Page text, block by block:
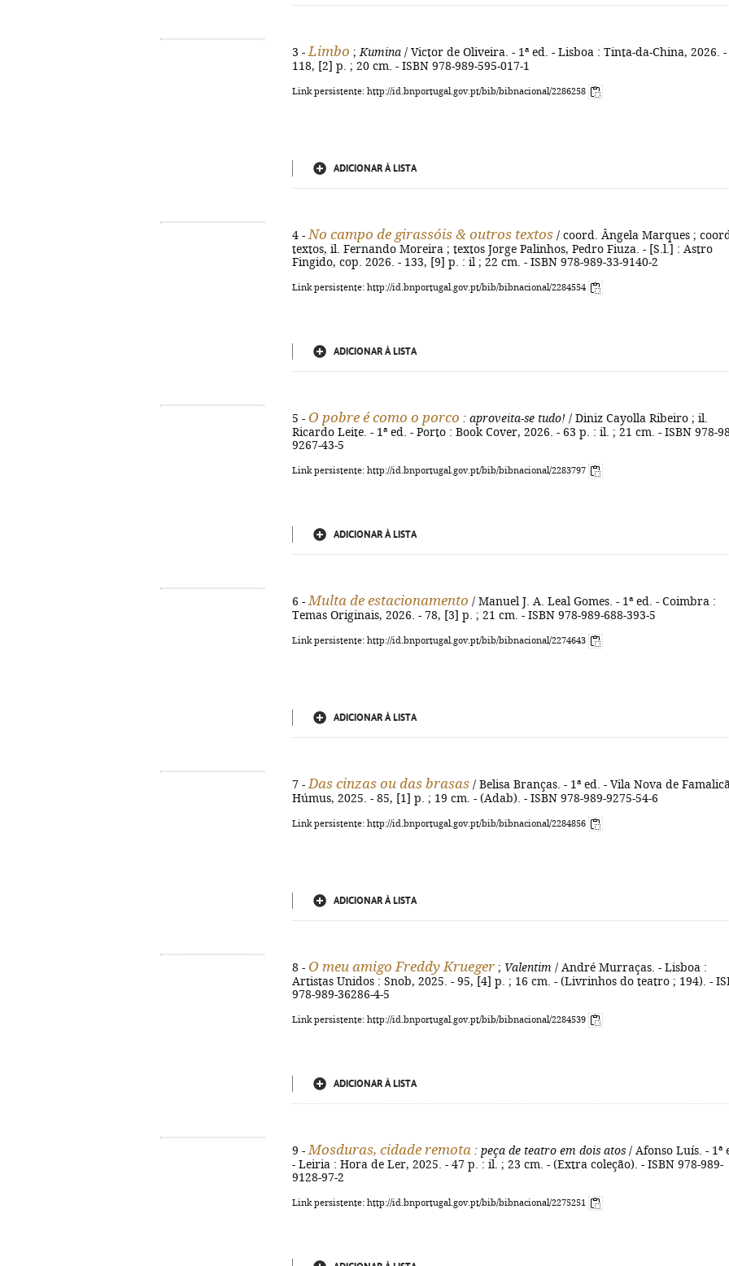
3 - Limbo ; Kumina / Victor de Oliveira. - 1ª ed. - Lisboa : Tinta-da-China, 2026. -
118, [2] p. ; 20 cm. - ISBN 978-989-595-017-1
Link persistente: http://id.bnportugal.gov.pt/bib/bibnacional/2286258
ADICIONAR À LISTA
4 - No campo de girassóis & outros textos / coord. Ângela Marques ;
textos, il. Fernando Moreira ; textos Jorge Palinhos, Pedro Fiuza. - [S.l.] : Astro
Fingido, cop. 2026. - 133, [9] p. : il ; 22 cm. - ISBN 978-989-33-9140-2
Link persistente: http://id.bnportugal.gov.pt/bib/bibnacional/2284554
ADICIONAR À LISTA
5 - O pobre é como o porco : aproveita-se tudo! / Diniz Cayolla Ribeiro ; il.
Ricardo Leite. - 1ª ed. - Porto : Book Cover, 2026. - 63 p. : il. ; 21 cm. - ISBN 978-
9267-43-5
Link persistente: http://id.bnportugal.gov.pt/bib/bibnacional/2283797
ADICIONAR À LISTA
6 - Multa de estacionamento / Manuel J. A. Leal Gomes. - 1ª ed. - Coimbra :
Temas Originais, 2026. - 78, [3] p. ; 21 cm. - ISBN 978-989-688-393-5
Link persistente: http://id.bnportugal.gov.pt/bib/bibnacional/2274643
ADICIONAR À LISTA
7 - Das cinzas ou das brasas / Belisa Branças. - 1ª ed. - Vila Nova de
Húmus, 2025. - 85, [1] p. ; 19 cm. - (Adab). - ISBN 978-989-9275-54-6
Link persistente: http://id.bnportugal.gov.pt/bib/bibnacional/2284856
ADICIONAR À LISTA
8 - O meu amigo Freddy Krueger ; Valentim / André Murraças. - Lisboa :
Artistas Unidos : Snob, 2025. - 95, [4] p. ; 16 cm. - (Livrinhos do teatro ; 194). -
978-989-36286-4-5
Link persistente: http://id.bnportugal.gov.pt/bib/bibnacional/2284539
ADICIONAR À LISTA
9 - Mosduras, cidade remota : peça de teatro em dois atos / Afonso Luís. - 1ª
- Leiria : Hora de Ler, 2025. - 47 p. : il. ; 23 cm. - (Extra coleção). - ISBN 978-989-
9128-97-2
Link persistente: http://id.bnportugal.gov.pt/bib/bibnacional/2275251